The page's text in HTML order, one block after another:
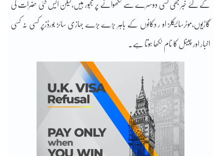
کے لئے خبر بھی کسی دوسرے سے لکھوانے پر مجبور ہیں،لیکن ایس کئی حضرات کی
گاڑیوں،موٹرسائیکلز او ر دکانوں کے باہر بڑے بڑے جہازی سائز بورڈزپر کسی نہ کسی
اخبار اور چینل کا نام لکھا ہوتا ہے۔